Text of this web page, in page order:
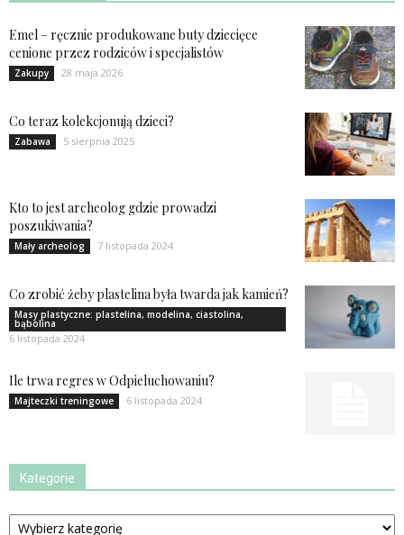
Emel – ręcznie produkowane buty dziecięce
cenione przez rodziców i specjalistów
Zakupy 28 maja 2026
Co teraz kolekcjonują dzieci?
Zabawa 5 sierpnia 2025
Kto to jest archeolog gdzie prowadzi
poszukiwania?
Mały archeolog 7 listopada 2024
Co zrobić żeby plastelina była twarda jak kamień?
Masy plastyczne: plastelina, modelina, ciastolina,
bąbolina
6 listopada 2024
Ile trwa regres w Odpieluchowaniu?
Majteczki treningowe 6 listopada 2024
Kategorie
Kategorie